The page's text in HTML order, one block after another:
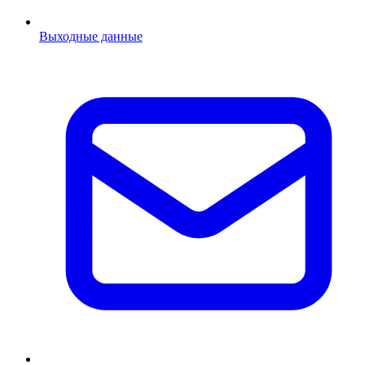
Выходные данные